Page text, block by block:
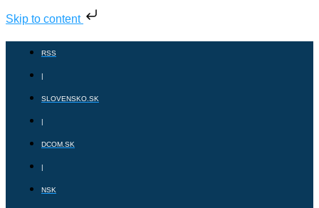
Skip to content
RSS
|
SLOVENSKO.SK
|
DCOM.SK
|
NSK